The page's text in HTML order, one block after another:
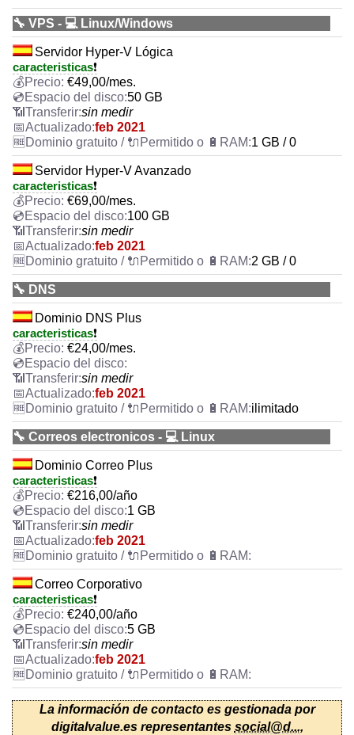
🔧 VPS - 💻 Linux/Windows
Servidor Hyper-V Lógica
caracteristicas❗
€49,00/mes.
50 GB
sin medir
feb 2021
1 GB / 0
Servidor Hyper-V Avanzado
caracteristicas❗
€69,00/mes.
100 GB
sin medir
feb 2021
2 GB / 0
🔧 DNS
Dominio DNS Plus
caracteristicas❗
€24,00/mes.
sin medir
feb 2021
ilimitado
🔧 Correos electronicos - 💻 Linux
Dominio Correo Plus
caracteristicas❗
€216,00/año
1 GB
sin medir
feb 2021
Correo Corporativo
caracteristicas❗
€240,00/año
5 GB
sin medir
feb 2021
La información de contacto es gestionada por
digitalvalue.es representantes social@d...,